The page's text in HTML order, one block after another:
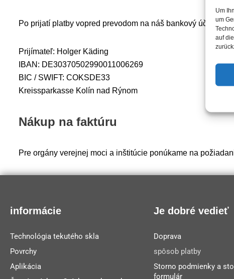
Um
um
auf
Po prijatí platby vopred prevodom na náš bankový účet
Prijímateľ: Holger Käding
IBAN: DE30370502990011006269
BIC / SWIFT: COKSDE33
Kreissparkasse Kolín nad Rýnom
Nákup na faktúru
Pre orgány verejnej moci a inštitúcie ponúkame na
informácie
Technológia tekutého skla
Povrchy
Aplikácia
Je dobré vedieť
Doprava
spôsob platby
Storno podmienky a
formulár